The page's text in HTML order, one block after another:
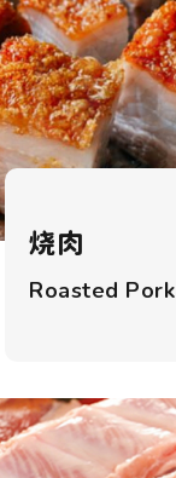
烧肉
Roasted Pork